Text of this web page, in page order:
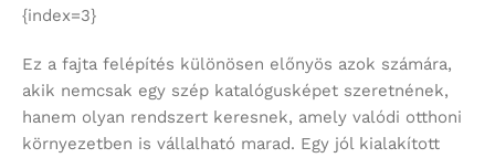
{index=3}
Ez a fajta felépítés különösen előnyös azok számára,
akik nemcsak egy szép katalógusképet szeretnének,
hanem olyan rendszert keresnek, amely valódi otthoni
környezetben is vállalható marad. Egy jól kialakított